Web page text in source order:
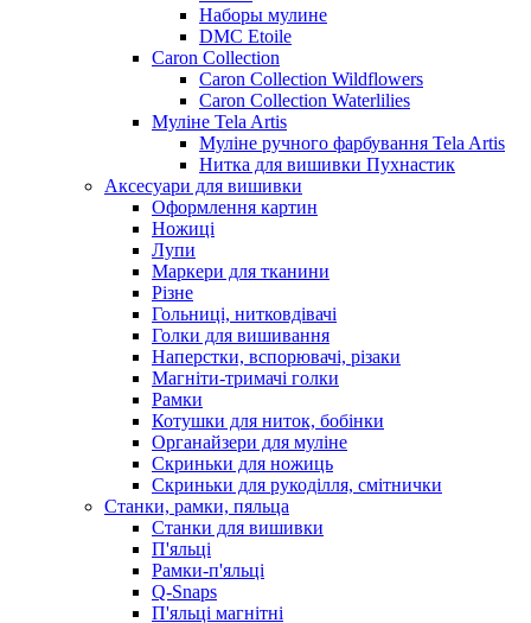
Наборы мулине
DMC Etoile
Caron Collection
Caron Collection Wildflowers
Caron Collection Waterlilies
Муліне Tela Artis
Муліне ручного фарбування Tela Artis
Нитка для вишивки Пухнастик
Аксесуари для вишивки
Оформлення картин
Ножиці
Лупи
Маркери для тканини
Різне
Гольниці, нитковдівачі
Голки для вишивання
Наперстки, вспорювачі, різаки
Магніти-тримачі голки
Рамки
Котушки для ниток, бобінки
Органайзери для муліне
Скриньки для ножиць
Скриньки для рукоділля, смітнички
Станки, рамки, пяльца
Станки для вишивки
П'яльці
Рамки-п'яльці
Q-Snaps
П'яльці магнітні